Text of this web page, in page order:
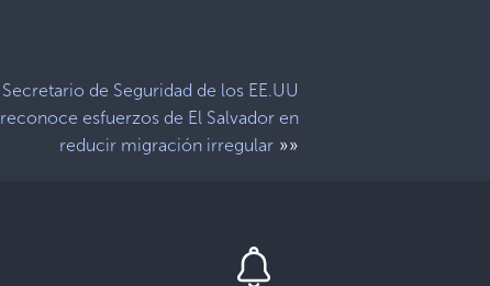
Secretario de Seguridad de los EE.UU
reconoce esfuerzos de El Salvador en
reducir migración irregular»»